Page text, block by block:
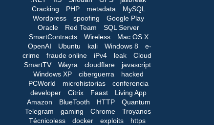
Cracking
PHP metadata
MySQL
Wordpress
spoofing
Google Play
Oracle
Red Team
SQL Server
SmartContracts
Wireless
Mac OS X
OpenAI
Ubuntu kali Windows 8
e-
crime
fraude online iPv4 leak
Cloud
SmartTV
Wayra cloudflare
javascript
Windows XP
ciberguerra
hacked
PCWorld
microhistorias
conferencia
developer
Citrix Faast
Living App
Amazon
BlueTooth HTTP
Quantum
Telegram
gaming Chrome
Troyanos
Técnicoless
docker exploits
https